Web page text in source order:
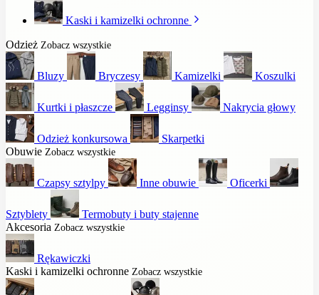
Kaski i kamizelki ochronne
Odzież Zobacz wszystkie
Bluzy Bryczesy Kamizelki Koszulki
Kurtki i płaszcze Legginsy Nakrycia głowy
Odzież konkursowa
Skarpetki
Obuwie Zobacz wszystkie
Czapsy sztylpy Inne obuwie Oficerki
Sztyblety
Termobuty i buty stajenne
Akcesoria Zobacz wszystkie
Rękawiczki
Kaski i kamizelki ochronne Zobacz wszystkie